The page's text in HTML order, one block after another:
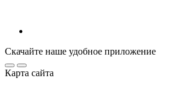
Скачайте наше удобное приложение
Карта сайта